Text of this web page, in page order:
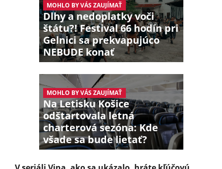
MOHLO BY VÁS ZAUJÍMAŤ
Dlhy a nedoplatky voči
štátu?! Festival 66 hodín pri
Gelnici sa prekvapujúco
NEBUDE konať
MOHLO BY VÁS ZAUJÍMAŤ
Na Letisku Košice
odštartovala letná
charterová sezóna: Kde
všade sa bude lietať?